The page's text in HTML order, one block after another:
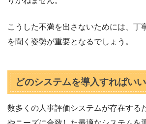
こうした不満を出さないためには、丁
を聞く姿勢が重要となるでしょう。
どのシステムを導入すればい
数多くの人事評価システムが存在する